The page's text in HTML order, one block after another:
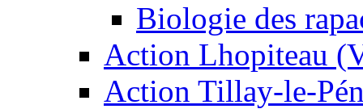
Biologie des
Action Lhopiteau
Action Tillay-le-